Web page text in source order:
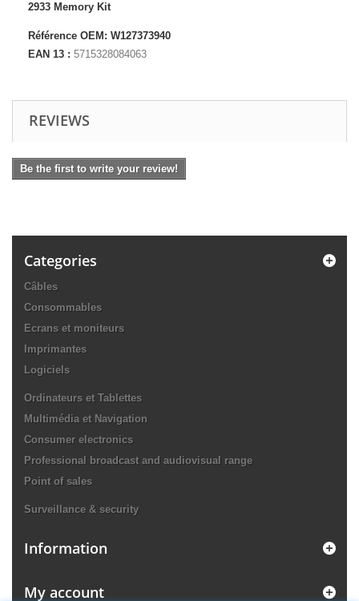
2933 Memory Kit
Référence OEM: W127373940
EAN 13 : 5715328084063
REVIEWS
Be the first to write your review!
Categories
Câbles
Consommables
Ecrans et moniteurs
Imprimantes
Logiciels
Ordinateurs et Tablettes
Multimédia et Navigation
Consumer electronics
Professional broadcast and audiovisual range
Point of sales
Surveillance & security
Information
My account